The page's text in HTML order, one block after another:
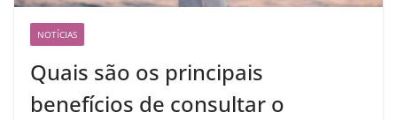
NOTÍCIAS
Quais são os principais
benefícios de consultar o